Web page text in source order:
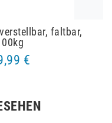
faltbar,
€